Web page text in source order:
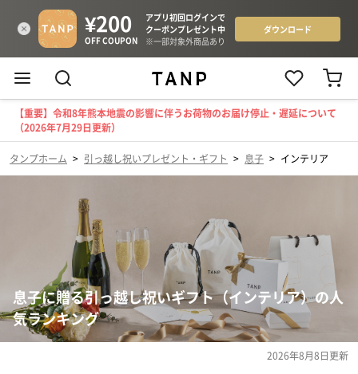
【重要】令和8年熊本地震の影響に伴うお荷物のお届け停止・遅延について
（2026年7月29日更新）
タンプホーム > 引っ越し祝いプレゼント・ギフト > 息子 > インテリア
息子に贈る引っ越し祝いギフト（インテリア）の人
気ランキング
2026年8月8日更新